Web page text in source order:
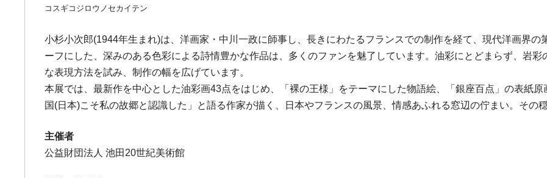
コスギコジロウノセカイテン
小杉小次郎(1944年生まれ)は、洋画家・中川一政に師事し、長きにわたるフランスでの制作を経て、現代洋画界
ーフにした、深みのある色彩による詩情豊かな作品は、多くのファンを魅了しています。油彩にとどまらず、岩
な表現方法を試み、制作の幅を広げています。
本展では、最新作を中心とした油彩画43点をはじめ、「裸の王様」をテーマにした物語絵、「銀座百点」の表紙
国(日本)こそ私の故郷と認識した」と語る作家が描く、日本やフランスの風景、情感あふれる窓辺の佇まい。その
主催者
公益財団法人 池田20世紀美術館